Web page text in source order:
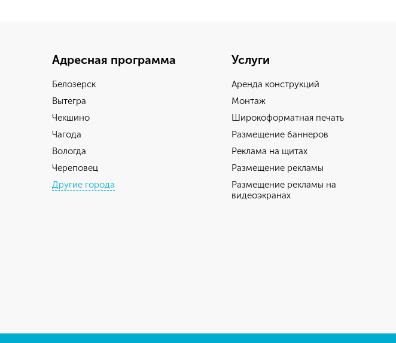
Адресная программа
Белозерск
Вытегра
Чекшино
Чагода
Вологда
Череповец
Другие города
Услуги
Аренда конструкций
Монтаж
Широкоформатная печать
Размещение баннеров
Реклама на щитах
Размещение рекламы
Размещение рекламы на
видеоэкранах